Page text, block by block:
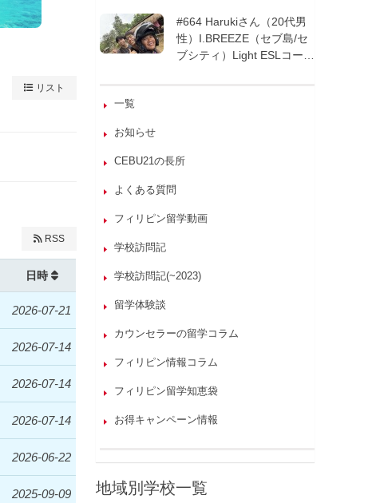
リスト
RSS
日時
2026-07-21
2026-07-14
2026-07-14
2026-07-14
2026-06-22
2025-09-09
#664 Harukiさん（20代男
性）I.BREEZE（セブ島/セ
ブシティ）Light ESLコース
一覧
お知らせ
CEBU21の長所
よくある質問
フィリピン留学動画
学校訪問記
学校訪問記(~2023)
留学体験談
カウンセラーの留学コラム
フィリピン情報コラム
フィリピン留学知恵袋
お得キャンペーン情報
地域別学校一覧